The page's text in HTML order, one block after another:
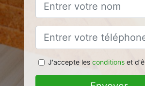
J'accepte les conditionset